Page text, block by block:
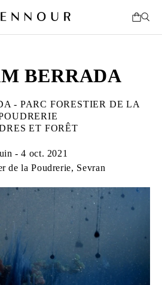
BERRADA
- PARC FORESTIER DE LA
ET FORÊT
- 4 oct. 2021
de la Poudrerie, Sevran